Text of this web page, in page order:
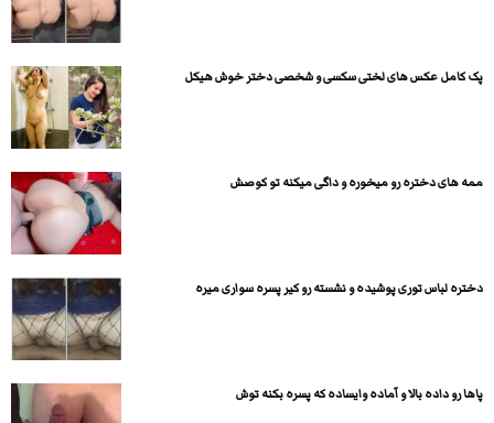
پک کامل عکس های لختی سکسی و شخصی دختر خوش هیکل
ممه های دختره رو میخوره و داگی میکنه تو کوصش
دختره لباس توری پوشیده و نشسته رو کیر پسره سواری میره
پاها رو داده بالا و آماده وایساده که پسره بکنه توش